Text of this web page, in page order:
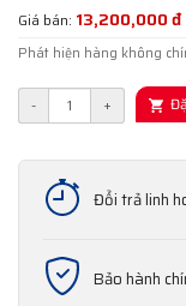
Giá bán: 13,200,000 đ
Phát hiện hàng không
- +
Đổi trả linh
Bảo hành